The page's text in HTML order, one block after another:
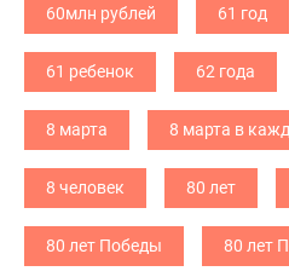
60млн рублей 61 год
61 ребенок 62 года
8 марта 8 марта в
8 человек 80 лет
80 лет Победы 80 лет